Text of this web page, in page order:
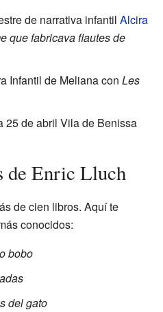
de narrativa infantil Alcira
que fabricava flautes de
Infantil de Meliana con Les
25 de abril Vila de Benissa
de Enric Lluch
de cien libros. Aquí te
conocidos:
bobo
del gato